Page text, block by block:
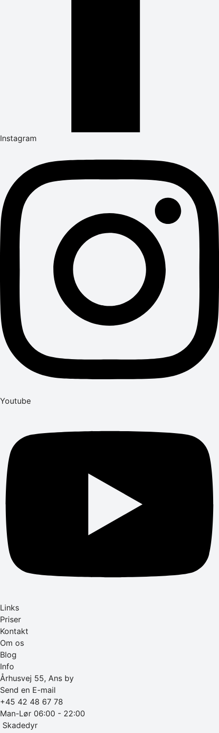
Instagram
Youtube
Links
Priser
Kontakt
Om os
Blog
Info
Århusvej 55, Ans by
Send en E-mail
+45 42 48 67 78
Man-Lør 06:00 - 22:00
‎ Skadedyr